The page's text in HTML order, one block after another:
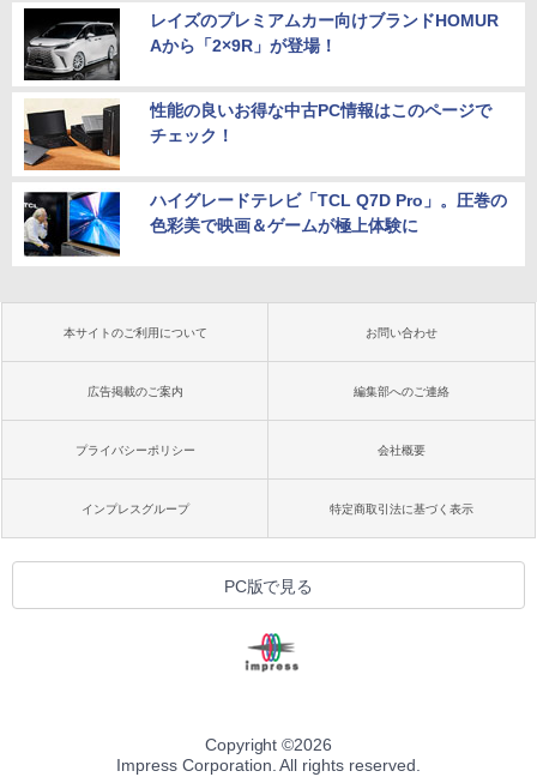
レイズのプレミアムカー向けブランドHOMUR
Aから「2×9R」が登場！
性能の良いお得な中古PC情報はこのページで
チェック！
ハイグレードテレビ「TCL Q7D Pro」。圧巻の
色彩美で映画＆ゲームが極上体験に
本サイトのご利用について お問い合わせ
広告掲載のご案内 編集部へのご連絡
プライバシーポリシー 会社概要
インプレスグループ 特定商取引法に基づく表示
PC版で見る
Copyright ©2026
Impress Corporation. All rights reserved.